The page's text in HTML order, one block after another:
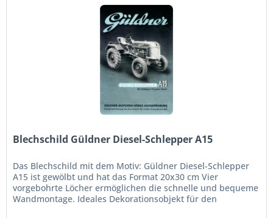
Blechschild Güldner Diesel-Schlepper A15
Das Blechschild mit dem Motiv: Güldner Diesel-Schlepper
A15 ist gewölbt und hat das Format 20x30 cm Vier
vorgebohrte Löcher ermöglichen die schnelle und bequeme
Wandmontage. Ideales Dekorationsobjekt für den